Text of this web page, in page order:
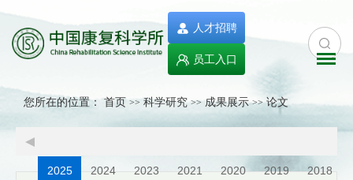
人才招聘
员工入口
您所在的位置： 首页 >> 科学研究 >> 成果展示 >> 论文
2025 2024 2023 2021 2020 2019 2018